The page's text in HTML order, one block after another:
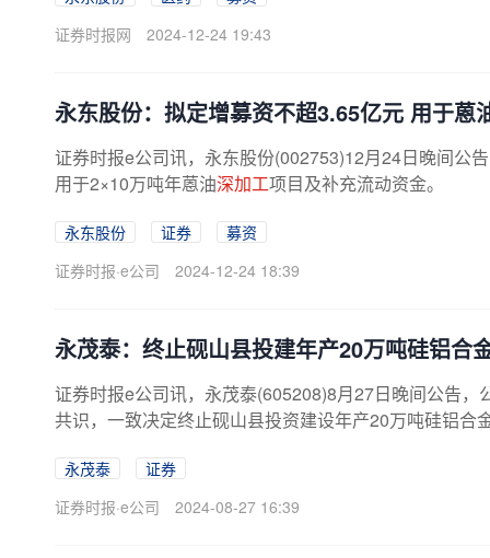
证券时报网
2024-12-24 19:43
永东股份：拟定增募资不超3.65亿元 用于蒽
证券时报e公司讯，永东股份(002753)12月24日晚间公
用于2×10万吨年蒽油深加工项目及补充流动资金。
永东股份 证券
募资
证券时报·e公司
2024-12-24 18:39
永茂泰：终止砚山县投建年产20万吨硅铝合
证券时报e公司讯，永茂泰(605208)8月27日晚间公告
共识，一致决定终止砚山县投资建设年产20万吨硅铝合
永茂泰
证券
证券时报·e公司
2024-08-27 16:39